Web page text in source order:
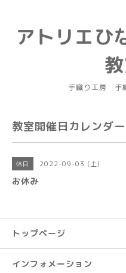
アトリエ
手織り工房 手
教室開催日カレンダー
休日 2022-09-03 (土)
お休み
トップページ
インフォメーション